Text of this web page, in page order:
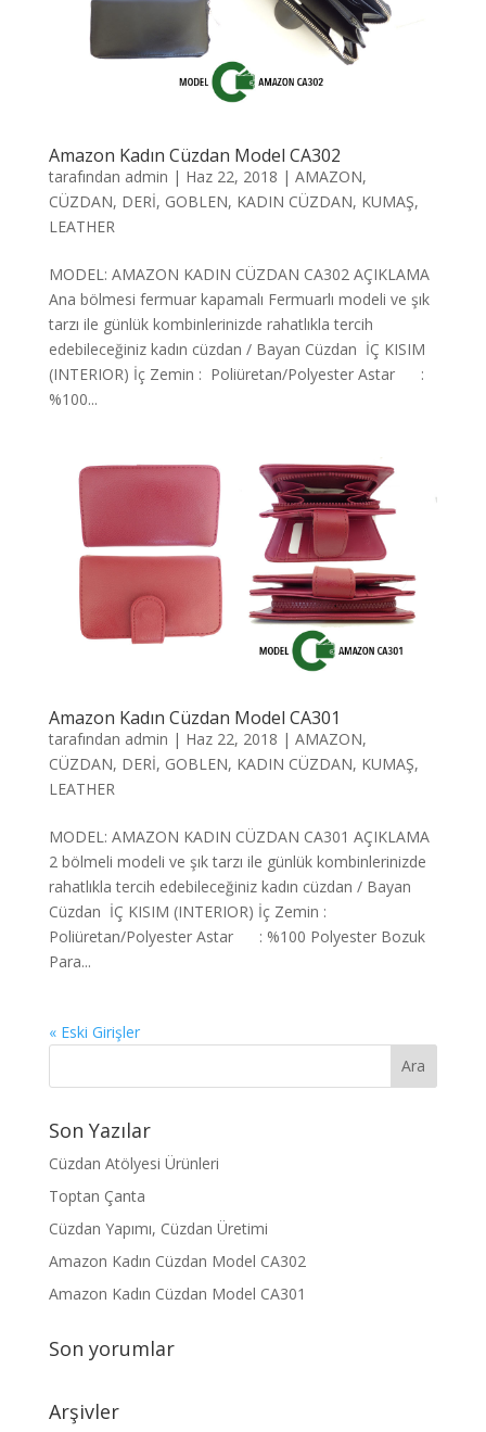
Amazon Kadın Cüzdan Model CA302
tarafından admin | Haz 22, 2018 | AMAZON,
CÜZDAN, DERİ, GOBLEN, KADIN CÜZDAN, KUMAŞ,
LEATHER
MODEL: AMAZON KADIN CÜZDAN CA302 AÇIKLAMA
Ana bölmesi fermuar kapamalı Fermuarlı modeli ve şık
tarzı ile günlük kombinlerinizde rahatlıkla tercih
edebileceğiniz kadın cüzdan / Bayan Cüzdan İÇ KISIM
(INTERIOR) İç Zemin : Poliüretan/Polyester Astar :
%100...
Amazon Kadın Cüzdan Model CA301
tarafından admin | Haz 22, 2018 | AMAZON,
CÜZDAN, DERİ, GOBLEN, KADIN CÜZDAN, KUMAŞ,
LEATHER
MODEL: AMAZON KADIN CÜZDAN CA301 AÇIKLAMA
2 bölmeli modeli ve şık tarzı ile günlük kombinlerinizde
rahatlıkla tercih edebileceğiniz kadın cüzdan / Bayan
Cüzdan İÇ KISIM (INTERIOR) İç Zemin :
Poliüretan/Polyester Astar : %100 Polyester Bozuk
Para...
« Eski Girişler
Son Yazılar
Cüzdan Atölyesi Ürünleri
Toptan Çanta
Cüzdan Yapımı, Cüzdan Üretimi
Amazon Kadın Cüzdan Model CA302
Amazon Kadın Cüzdan Model CA301
Son yorumlar
Arşivler